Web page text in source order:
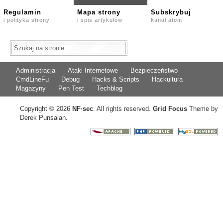
Regulamin
i polityka strony
Mapa strony
i spis artykułów
Subskrybuj
kanał atom
Administracja Ataki Internetowe
Bezpieczeństwo
CmdLineFu
Debug Hacks & Scripts
Hackultura
Magazyny
Pen Test Techblog
Copyright © 2026 NF·sec. All rights reserved. Grid Focus Theme by
Derek Punsalan.